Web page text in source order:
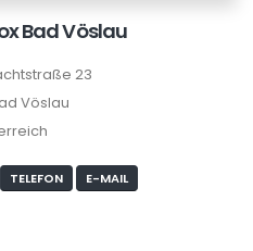
Bad Vöslau
23
Vöslau
TELEFON E-MAIL